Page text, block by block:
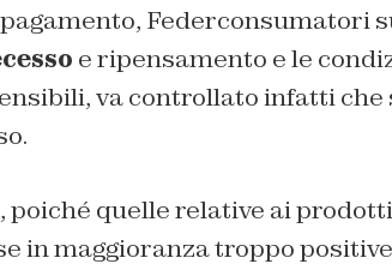
Federconsumatori
e ripensamento e le
va controllato infatti che
, poiché quelle relative ai
in maggioranza troppo